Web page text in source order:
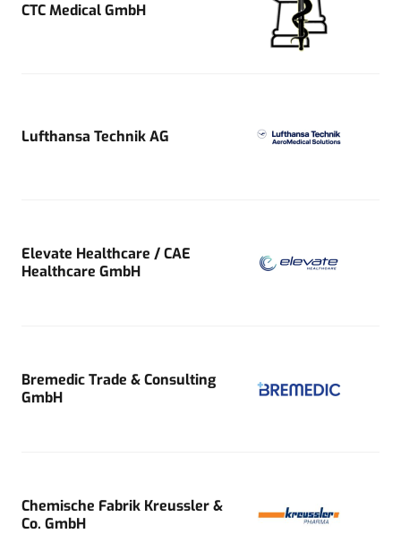
CTC Medical GmbH
Lufthansa Technik AG
Elevate Healthcare / CAE
Healthcare GmbH
Bremedic Trade & Consulting
GmbH
Chemische Fabrik Kreussler &
Co. GmbH